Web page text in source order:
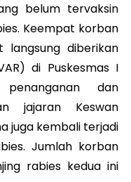
belum tervaksin
Keempat korban
langsung diberikan
di Puskesmas I
dan
jajaran Keswan
juga kembali terjadi
Jumlah korban
rabies kedua ini